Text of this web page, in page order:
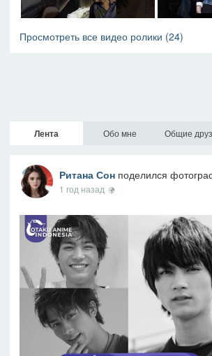
Просмотреть все видео ролики (24)
Лента Обо мне Общие
Ритана Сонподелился
1 год назад